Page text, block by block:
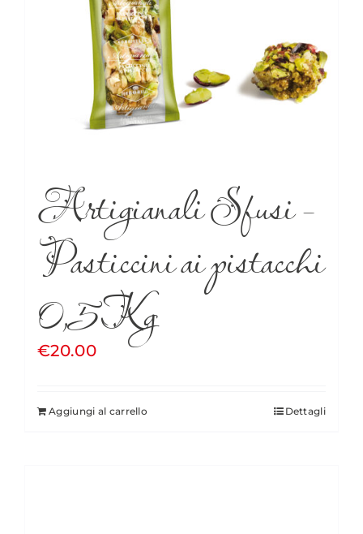
Artigianali Sfusi –
Pasticcini ai pistacchi
0,5Kg
€20.00
Aggiungi al carrello Dettagli